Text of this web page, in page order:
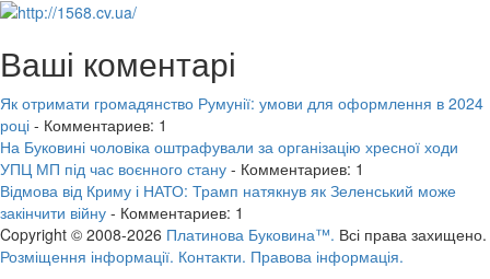
Ваші коментарі
Як отримати громадянство Румунії: умови для оформлення в 2024
році - Комментариев: 1
На Буковині чоловіка оштрафували за організацію хресної ходи
УПЦ МП під час воєнного стану - Комментариев: 1
Відмова від Криму і НАТО: Трамп натякнув як Зеленський може
закінчити війну - Комментариев: 1
Copyright © 2008-2026 Платинова Буковина™. Всі права захищено.
Розміщення інформації. Контакти. Правова інформація.